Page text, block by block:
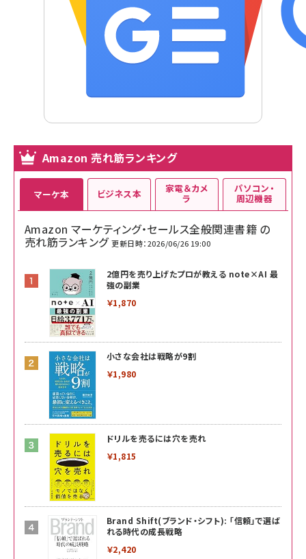
Amazon 売れ筋ランキング
マーケ本
Amazon マーケティング・セールス全般関連書籍 の
売れ筋ランキング 更新日時：2026/06/26 19:00
2億円を売り上げたプロが教える note×AI 最
強の副業
￥1,870
小さな会社は戦略が9割
￥1,980
ドリルを売るには穴を売れ
￥1,815
Brand Shift(ブランド・シフト): 「信頼」で選ば
れる時代の成長戦略
￥2,420
ビジネス本 家電＆カメ
ラ
パソコン・
周辺機器